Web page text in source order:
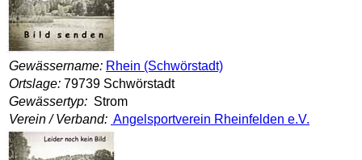
Gewässername: Rhein (Schwörstadt)
Ortslage: 79739 Schwörstadt
Gewässertyp: Strom
Verein / Verband: Angelsportverein Rheinfelden e.V.